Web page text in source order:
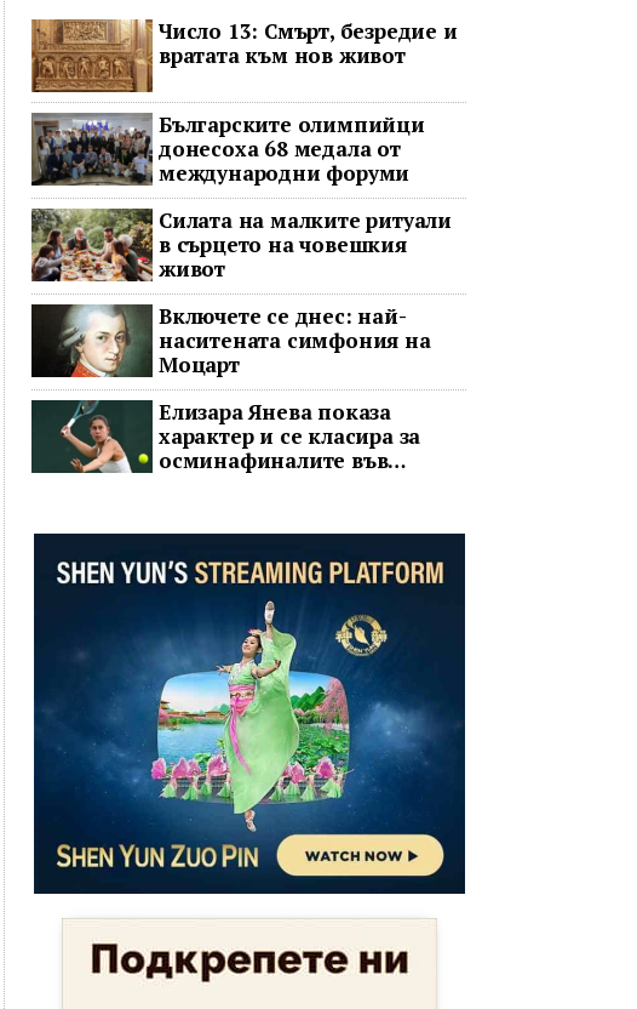
Число 13: Смърт, безредие и
вратата към нов живот
Българските олимпийци
донесоха 68 медала от
международни форуми
Силата на малките ритуали
в сърцето на човешкия
живот
Включете се днес: най-
наситената симфония на
Моцарт
Елизара Янева показа
характер и се класира за
осминафиналите във